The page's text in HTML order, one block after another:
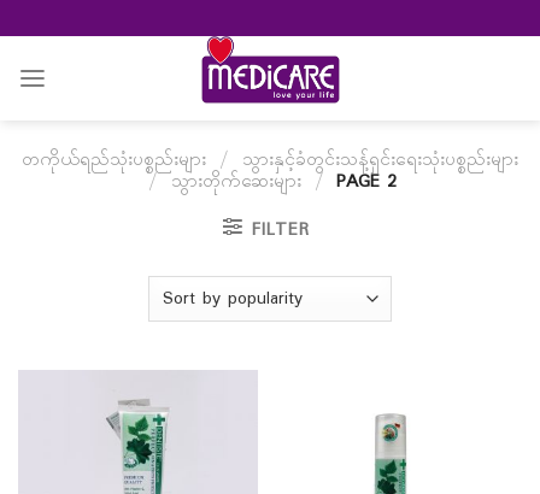
to
content
တကိုယ်ရည်သုံးပစ္စည်းများ / သွားနှင့်ခံတွင်းသန့်ရှင်းရေးသုံးပစ္စည်းများ
/ သွားတိုက်ဆေးများ / PAGE 2
FILTER